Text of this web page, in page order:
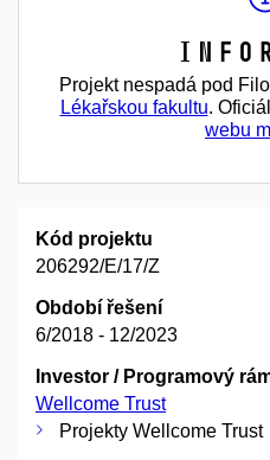
Projekt nespadá pod
Lékařskou fakultu.
webu
Kód projektu
206292/E/17/Z
Období řešení
6/2018 - 12/2023
Investor / Programový
Wellcome Trust
Projekty Wellcome Trust